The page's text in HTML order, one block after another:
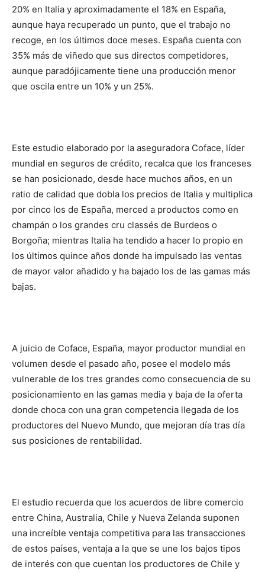
20% en Italia y aproximadamente el 18% en España,
aunque haya recuperado un punto, que el trabajo no
recoge, en los últimos doce meses. España cuenta con
35% más de viñedo que sus directos competidores,
aunque paradójicamente tiene una producción menor
que oscila entre un 10% y un 25%.
Este estudio elaborado por la aseguradora Coface, líder
mundial en seguros de crédito, recalca que los franceses
se han posicionado, desde hace muchos años, en un
ratio de calidad que dobla los precios de Italia y multiplica
por cinco los de España, merced a productos como en
champán o los grandes cru classés de Burdeos o
Borgoña; mientras Italia ha tendido a hacer lo propio en
los últimos quince años donde ha impulsado las ventas
de mayor valor añadido y ha bajado los de las gamas más
bajas.
A juicio de Coface, España, mayor productor mundial en
volumen desde el pasado año, posee el modelo más
vulnerable de los tres grandes como consecuencia de su
posicionamiento en las gamas media y baja de la oferta
donde choca con una gran competencia llegada de los
productores del Nuevo Mundo, que mejoran día tras día
sus posiciones de rentabilidad.
El estudio recuerda que los acuerdos de libre comercio
entre China, Australia, Chile y Nueva Zelanda suponen
una increíble ventaja competitiva para las transacciones
de estos países, ventaja a la que se une los bajos tipos
de interés con que cuentan los productores de Chile y